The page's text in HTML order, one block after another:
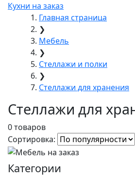
Кухни на заказ
Главная страница
❯
Мебель
❯
Стеллажи и полки
❯
Стеллажи для хранения
Стеллажи для
0 товаров
Сортировка:
Категории